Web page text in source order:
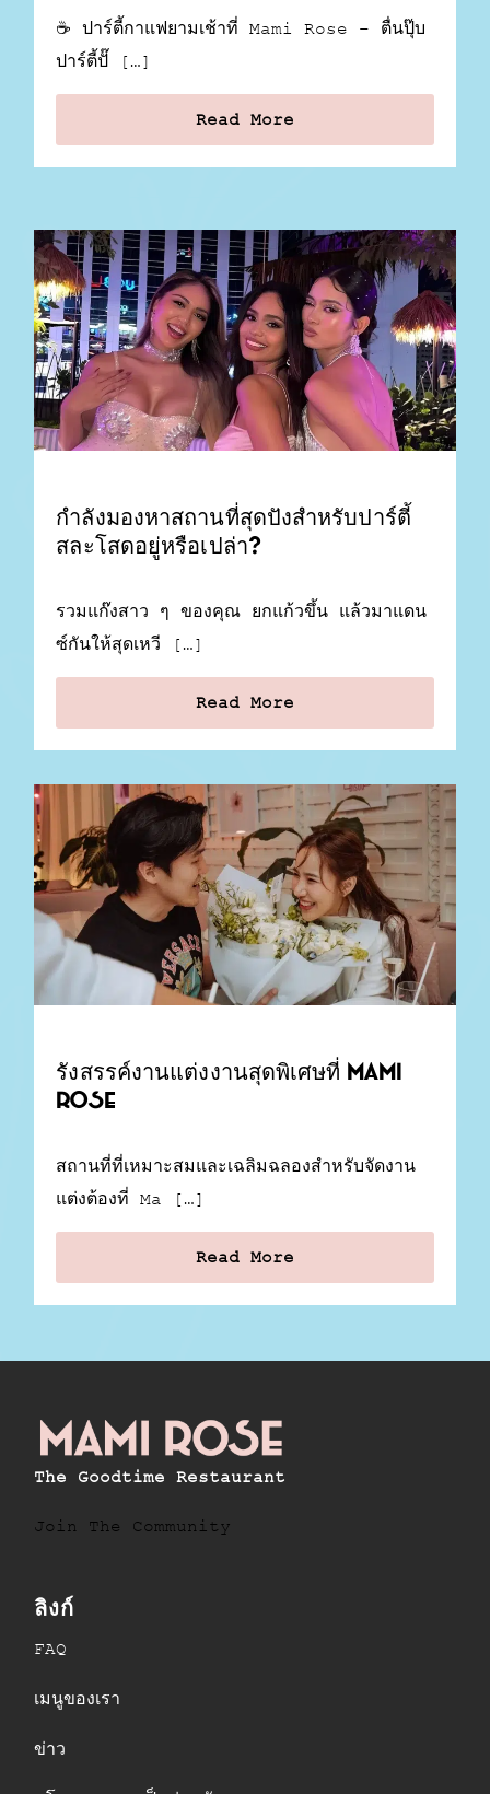
☕ ปาร์ตี้กาแฟยามเช้าที่ Mami Rose – ตื่นปุ๊บ
ปาร์ตี้ปั๊ […]
Read More
กำลังมองหาสถานที่สุดปังสำหรับปาร์ตี้
สละโสดอยู่หรือเปล่า?
รวมแก๊งสาว ๆ ของคุณ ยกแก้วขึ้น แล้วมาแดน
ซ์กันให้สุดเหวี […]
Read More
รังสรรค์งานแต่งงานสุดพิเศษที่ Mami
Rose
สถานที่ที่เหมาะสมและเฉลิมฉลองสำหรับจัดงาน
แต่งต้องที่ Ma […]
Read More
The Goodtime Restaurant
Join The Community
ลิงก์
FAQ
เมนูของเรา
ข่าว